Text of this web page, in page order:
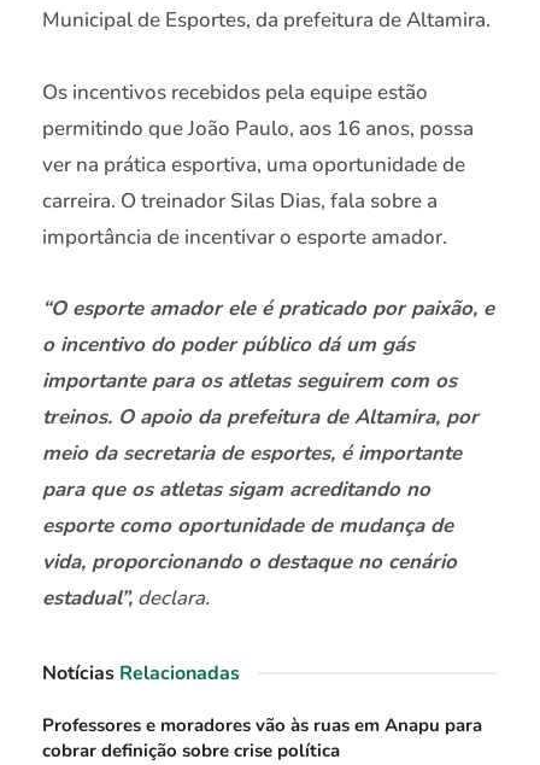
Municipal de Esportes, da prefeitura de Altamira.
Os incentivos recebidos pela equipe estão
permitindo que João Paulo, aos 16 anos, possa
ver na prática esportiva, uma oportunidade de
carreira. O treinador Silas Dias, fala sobre a
importância de incentivar o esporte amador.
“O esporte amador ele é praticado por paixão, e
o incentivo do poder público dá um gás
importante para os atletas seguirem com os
treinos. O apoio da prefeitura de Altamira, por
meio da secretaria de esportes, é importante
para que os atletas sigam acreditando no
esporte como oportunidade de mudança de
vida, proporcionando o destaque no cenário
estadual”, declara.
Notícias Relacionadas
Professores e moradores vão às ruas em Anapu para
cobrar definição sobre crise política